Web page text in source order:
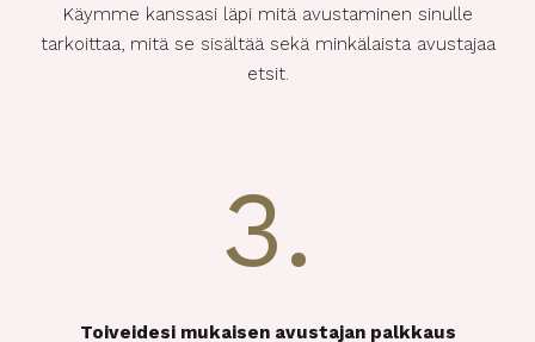
Käymme kanssasi läpi mitä avustaminen sinulle
tarkoittaa, mitä se sisältää sekä minkälaista avustajaa
etsit.
3.
Toiveidesi mukaisen avustajan palkkaus